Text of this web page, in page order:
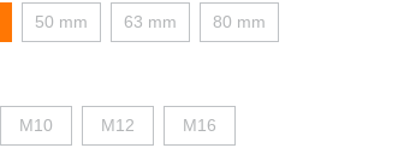
50 mm 63 mm 80 mm
M10 M12 M16